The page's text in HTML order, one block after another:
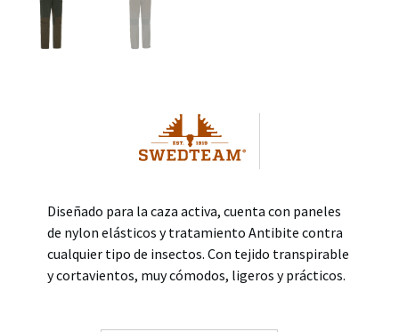
Diseñado para la caza activa, cuenta con paneles
de nylon elásticos y tratamiento Antibite contra
cualquier tipo de insectos. Con tejido transpirable
y cortavientos, muy cómodos, ligeros y prácticos.